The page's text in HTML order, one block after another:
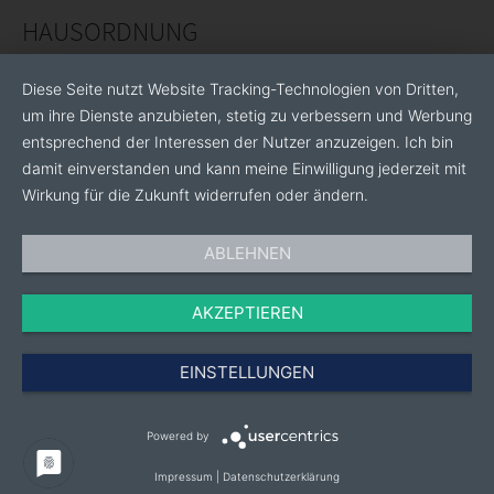
HAUSORDNUNG
Diese Seite nutzt Website Tracking-Technologien von Dritten,
um ihre Dienste anzubieten, stetig zu verbessern und Werbung
entsprechend der Interessen der Nutzer anzuzeigen. Ich bin
damit einverstanden und kann meine Einwilligung jederzeit mit
Wirkung für die Zukunft widerrufen oder ändern.
ABLEHNEN
AKZEPTIEREN
EINSTELLUNGEN
Powered by
Impressum Datenschutzerklärung